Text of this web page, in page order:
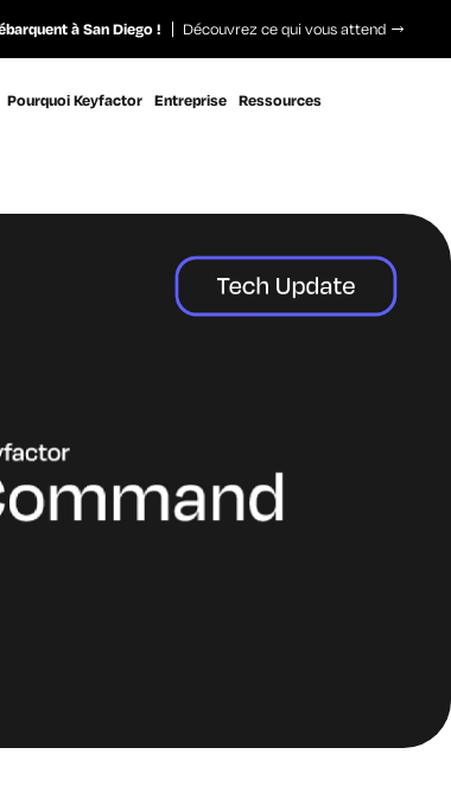
à San Diego ! Découvrez ce qui vous attend
Pourquoi Keyfactor Entreprise Ressources